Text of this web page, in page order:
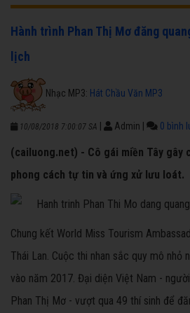
Hành trình Phan Thị Mơ đăng
lịch
Nhạc MP3: Hát Chầu Văn MP3
10/08/2018 7:00:07 SA Admin 0 bình
(cailuong.net) - Cô gái miền Tây gây
phong cách tự tin và ứng xử lưu loát.
Chung kết World Miss Tourism
Thái Lan. Cuộc thi nhan sắc quy mô
vào năm 2017. Đại diện Việt Nam -
Phan Thị Mơ - vượt qua 49 thí sinh để